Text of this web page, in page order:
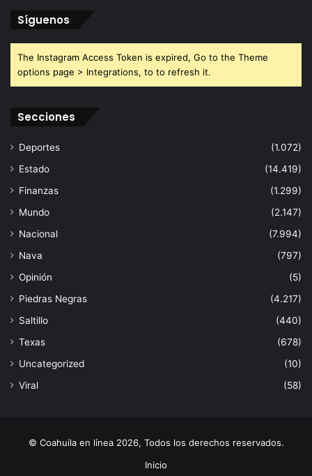
Síguenos
The Instagram Access Token is expired, Go to the Theme
options page > Integrations, to to refresh it.
Secciones
Deportes
(1.072)
Estado
(14.419)
Finanzas
(1.299)
Mundo
(2.147)
Nacional
(7.994)
Nava
(797)
Opinión
(5)
Piedras Negras
(4.217)
Saltillo
(440)
Texas
(678)
Uncategorized
(10)
Viral
(58)
© Coahuila en línea 2026, Todos los derechos reservados.
Inicio